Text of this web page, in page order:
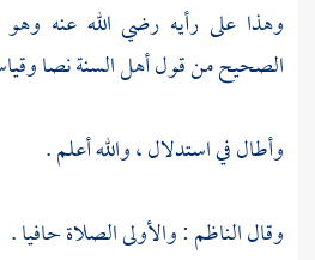
وهذا على رأيه رضي الله عنه
الصحيح من قولأهل السنةنصا
وأطال في استدلال ، والله أعلم .
وقالالناظم: والأولى الصلاة حافيا .